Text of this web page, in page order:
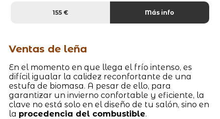
155 € Más info
Ventas de leña
En el momento en que llega el frío intenso, es
difícil igualar la calidez reconfortante de una
estufa de biomasa. A pesar de ello, para
garantizar un invierno confortable y eficiente, la
clave no está solo en el diseño de tu salón, sino en
la procedencia del combustible.